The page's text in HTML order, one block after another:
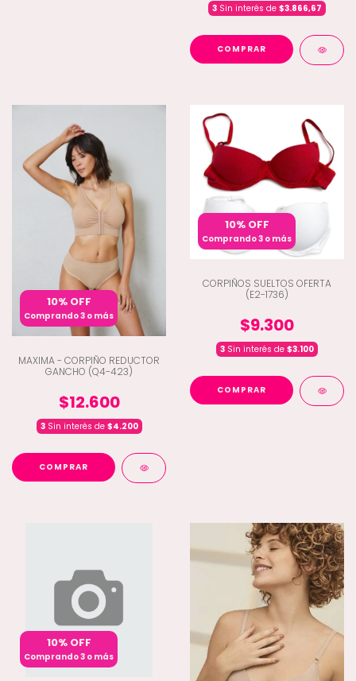
3 Sin interés de $3.866,67
COMPRAR
10% OFF
Comprando 3 o más
MAXIMA - CORPIÑO REDUCTOR
GANCHO (Q4-423)
$12.600
3Sin interés de $4.200
COMPRAR
10% OFF
Comprando 3 o más
CORPIÑOS SUELTOS OFERTA
(E2-1736)
$9.300
3 Sin interés de $3.100
10% OFF
Comprando 3 o más